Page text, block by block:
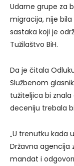
Udarne grupe za
migracija, nije
sastaka koji je
Tužilaštvo BiH.
Da je čitala
Službenom
tužiteljica bi znala
deceniju trebala
„U trenutku kada
Državna agencija
mandat i